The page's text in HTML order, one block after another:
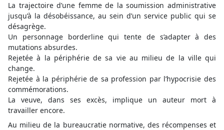
La trajectoire d’une femme de la soumission administrative
jusqu’à la désobéissance, au sein d’un service public qui se
désagrège.
Un personnage borderline qui tente de s’adapter à des
mutations absurdes.
Rejetée à la périphérie de sa vie au milieu de la ville qui
change.
Rejetée à la périphérie de sa profession par l’hypocrisie des
commémorations.
La veuve, dans ses excès, implique un auteur mort à
travailler encore.
Au milieu de la bureaucratie normative, des récompenses et